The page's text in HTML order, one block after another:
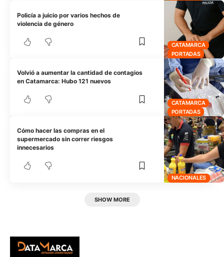
CATAMARCA
PORTADAS
Policía a juicio por varios hechos de
violencia de género
CATAMARCA
PORTADAS
Volvió a aumentar la cantidad de contagios
en Catamarca: Hubo 121 nuevos
NACIONALES
Cómo hacer las compras en el
supermercado sin correr riesgos
innecesarios
SHOW MORE